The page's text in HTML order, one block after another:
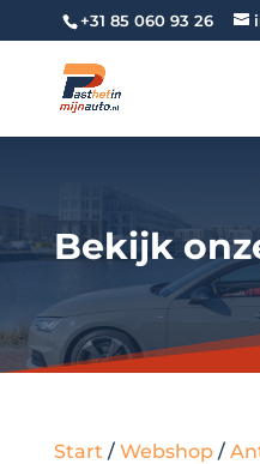
+31 85 060 93 26
Bekijk
Start / Webshop/